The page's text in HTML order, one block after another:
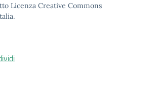
Licenza Creative Commons